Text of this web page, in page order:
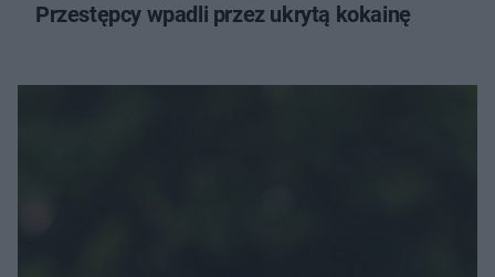
Przestępcy wpadli przez ukrytą kokainę